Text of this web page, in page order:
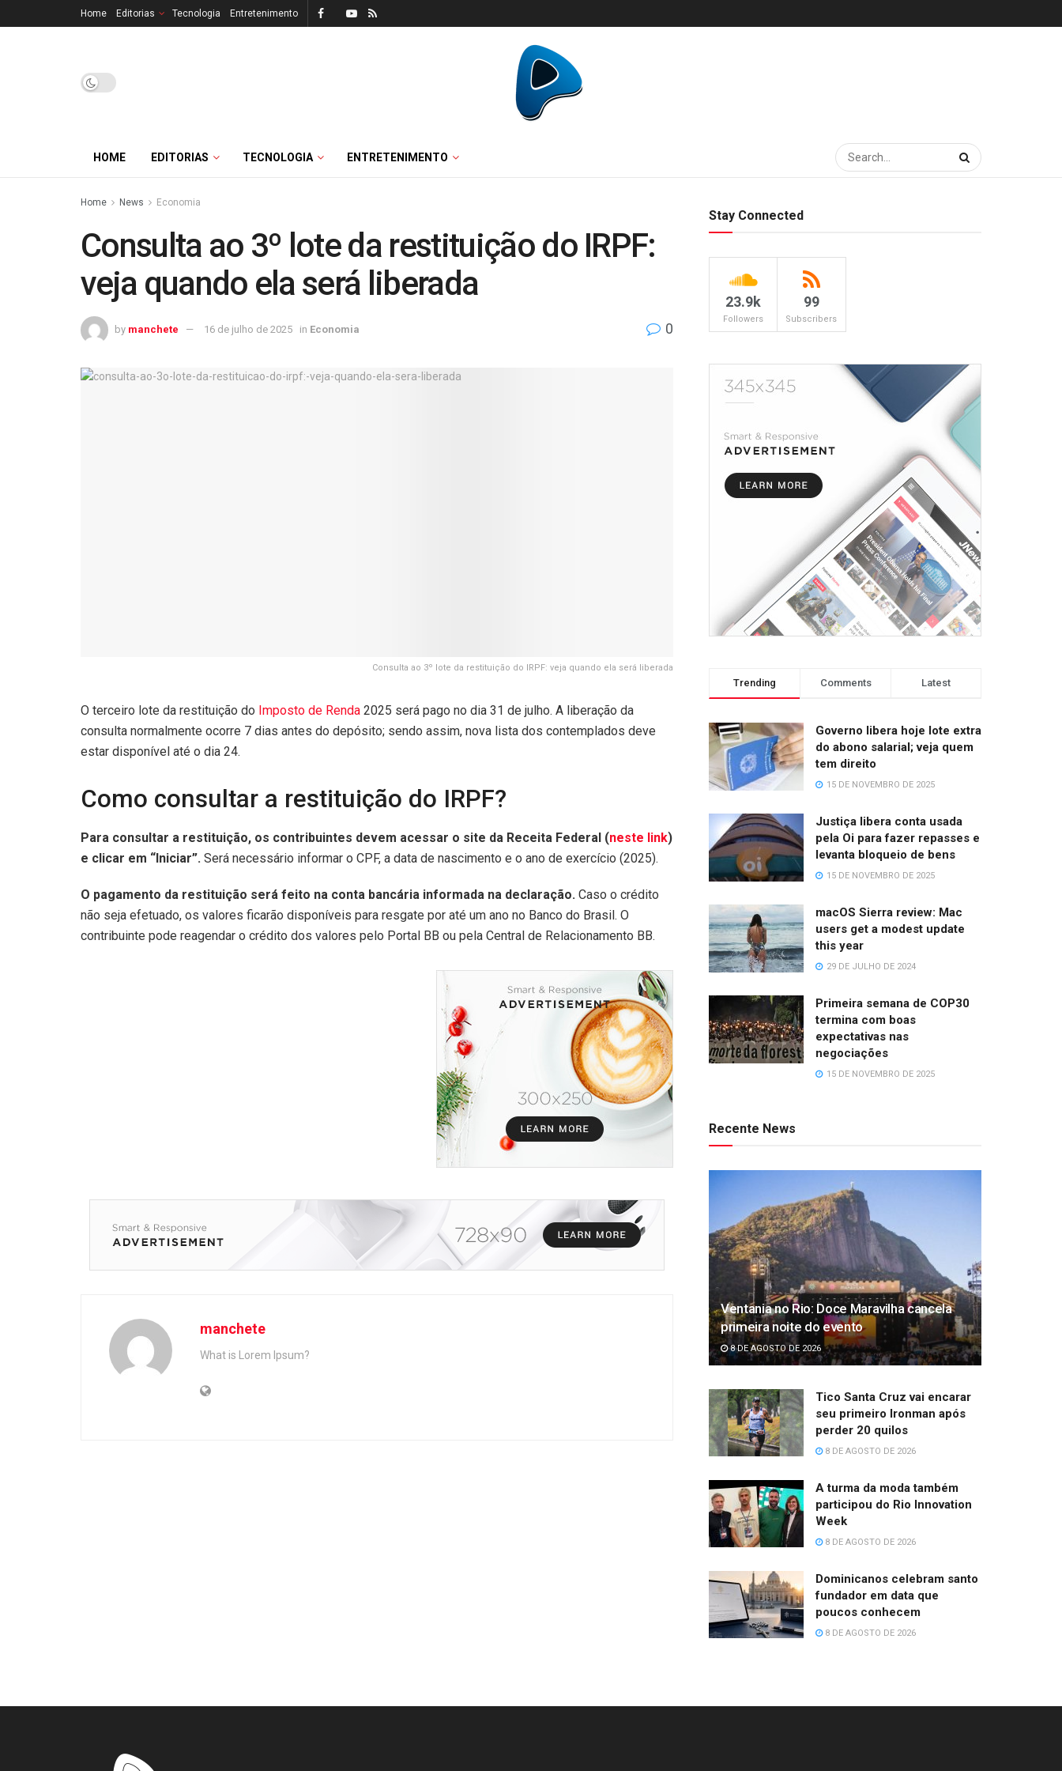
Home Editorias Tecnologia Entretenimento
HOME EDITORIAS TECNOLOGIA ENTRETENIMENTO
Home News Economia
Consulta ao 3º lote da restituição do IRPF:
veja quando ela será liberada
by manchete 16 de julho de 2025 in Economia 0
Consulta ao 3º lote da restituição do IRPF: veja quando ela será liberada
O terceiro lote da restituição do Imposto de Renda 2025 será pago no dia 31 de julho. A liberação da
consulta normalmente ocorre 7 dias antes do depósito; sendo assim, nova lista dos contemplados deve
estar disponível até o dia 24.
Como consultar a restituição do IRPF?
Para consultar a restituição, os contribuintes devem acessar o site da Receita Federal (neste link)
e clicar em “Iniciar”. Será necessário informar o CPF, a data de nascimento e o ano de exercício (2025).
O pagamento da restituição será feito na conta bancária informada na declaração. Caso o crédito
não seja efetuado, os valores ficarão disponíveis para resgate por até um ano no Banco do Brasil. O
contribuinte pode reagendar o crédito dos valores pelo Portal BB ou pela Central de Relacionamento BB.
manchete
What is Lorem Ipsum?
Stay Connected
23.9k
Followers
99
Subscribers
Trending Comments Latest
Governo libera hoje lote extra
do abono salarial; veja quem
tem direito
15 DE NOVEMBRO DE 2025
Justiça libera conta usada
pela Oi para fazer repasses e
levanta bloqueio de bens
15 DE NOVEMBRO DE 2025
macOS Sierra review: Mac
users get a modest update
this year
29 DE JULHO DE 2024
Primeira semana de COP30
termina com boas
expectativas nas
negociações
15 DE NOVEMBRO DE 2025
Recente News
Ventania no Rio: Doce Maravilha cancela
primeira noite do evento
8 DE AGOSTO DE 2026
Tico Santa Cruz vai encarar
seu primeiro Ironman após
perder 20 quilos
8 DE AGOSTO DE 2026
A turma da moda também
participou do Rio Innovation
Week
8 DE AGOSTO DE 2026
Dominicanos celebram santo
fundador em data que
poucos conhecem
8 DE AGOSTO DE 2026